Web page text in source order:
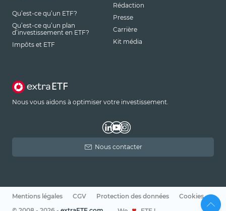
Qu’est-ce qu’un ETF?
Qu’est-ce qu’un plan
d’investissement en ETF?
Impôts et ETF
Rédaction
Presse
Carrière
Kit média
Nous vous aidons à optimiser votre investissement.
Nous contacter
Mentions légales CGV Protection des données
Cookies